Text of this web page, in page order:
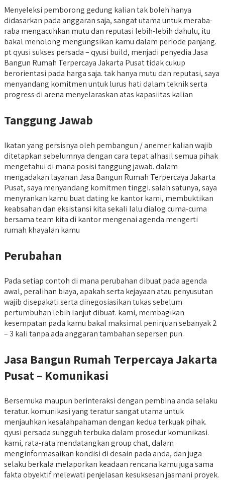
Menyeleksi pemborong gedung kalian tak boleh hanya
didasarkan pada anggaran saja, sangat utama untuk meraba-
raba mengacuhkan mutu dan reputasi lebih-lebih dahulu, itu
bakal menolong mengungsikan kamu dalam periode panjang.
pt qyusi sukses persada – qyusi build, menjadi penyedia Jasa
Bangun Rumah Terpercaya Jakarta Pusat tidak cukup
berorientasi pada harga saja. tak hanya mutu dan reputasi, saya
menyandang komitmen untuk lurus hati dalam teknik serta
progress di arena menyelaraskan atas kapasiitas kalian
Tanggung Jawab
Ikatan yang persisnya oleh pembangun / anemer kalian wajib
ditetapkan sebelumnya dengan cara tepat alhasil semua pihak
mengetahui di mana posisi tanggung jawab. dalam
mengadakan layanan Jasa Bangun Rumah Terpercaya Jakarta
Pusat, saya menyandang komitmen tinggi. salah satunya, saya
menyrankan kamu buat dating ke kantor kami, membuktikan
keabsahan dan eksistansi kita sekali lalu dialog cuma-cuma
bersama team kita di kantor mengenai agenda mengerti
rumah khayalan kamu
Perubahan
Pada setiap contoh di mana perubahan dibuat pada agenda
awal, peralihan biaya, apakah serta kejayaan atau penyusutan
wajib disepakati serta dinegosiasikan tukas sebelum
pertumbuhan lebih lanjut dibuat. kami, membagikan
kesempatan pada kamu bakal maksimal peninjuan sebanyak 2
– 3 kali tanpa ada anggaran tambahan sepersen pun.
Jasa Bangun Rumah Terpercaya Jakarta
Pusat – Komunikasi
Bersemuka maupun berinteraksi dengan pembina anda selaku
teratur. komunikasi yang teratur sangat utama untuk
menjauhkan kesalahpahaman dengan kedua terkuak pihak.
qyusi persada sungguh terbuka dalam prosedur komunikasi.
kami, rata-rata mendatangkan group chat, dalam
menginformasaikan kondisi di desain pada anda, dan juga
selaku berkala melaporkan keadaan rencana kamu juga sama
fakta obyektif melewati penjelasan kesuksesan jasmani proyek.